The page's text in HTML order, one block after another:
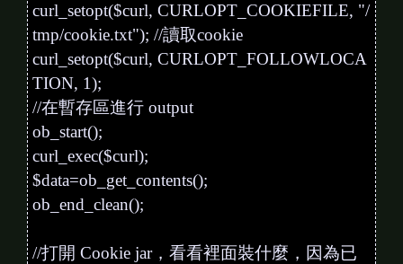
curl_setopt($curl, CURLOPT_COOKIEFILE, "/
tmp/cookie.txt"); //讀取cookie
curl_setopt($curl, CURLOPT_FOLLOWLOCA
TION, 1);
//在暫存區進行 output
ob_start();
curl_exec($curl);
$data=ob_get_contents();
ob_end_clean();
//打開 Cookie jar，看看裡面裝什麼，因為已